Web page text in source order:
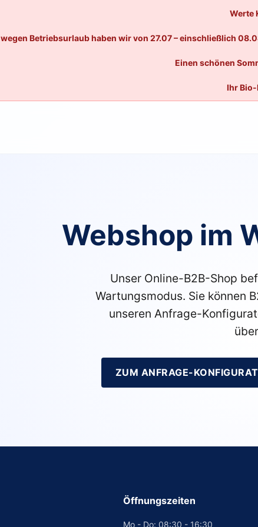
Werte
wegen Betriebsurlaub haben wir von 27.07 – einschließlich
Einen schönen
Ihr
Webshop im
Unser Online-B2B-Shop
Wartungsmodus. Sie können
unseren Anfrage-
ZUM ANFRAGE-
Öffnungszeiten
Mo - Do: 08:30 - 16:30